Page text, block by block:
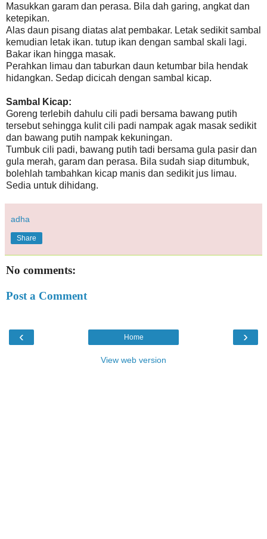
Masukkan garam dan perasa. Bila dah garing, angkat dan
ketepikan.
Alas daun pisang diatas alat pembakar. Letak sedikit sambal
kemudian letak ikan. tutup ikan dengan sambal skali lagi.
Bakar ikan hingga masak.
Perahkan limau dan taburkan daun ketumbar bila hendak
hidangkan. Sedap dicicah dengan sambal kicap.
Sambal Kicap:
Goreng terlebih dahulu cili padi bersama bawang putih
tersebut sehingga kulit cili padi nampak agak masak sedikit
dan bawang putih nampak kekuningan.
Tumbuk cili padi, bawang putih tadi bersama gula pasir dan
gula merah, garam dan perasa. Bila sudah siap ditumbuk,
bolehlah tambahkan kicap manis dan sedikit jus limau.
Sedia untuk dihidang.
adha
Share
No comments:
Post a Comment
‹ ›
Home
View web version